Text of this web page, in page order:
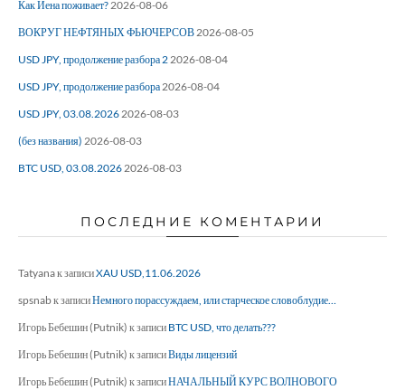
Как Йена поживает?2026-08-06
ВОКРУГ НЕФТЯНЫХ ФЬЮЧЕРСОВ2026-08-05
USD JPY, продолжение разбора 22026-08-04
USD JPY, продолжение разбора2026-08-04
USD JPY, 03.08.20262026-08-03
(без названия) 2026-08-03
BTC USD, 03.08.20262026-08-03
ПОСЛЕДНИЕ КОМЕНТАРИИ
Tatyanaк записиXAU USD,11.06.2026
spsnabк записиНемного порассуждаем, или старческое словоблудие…
Игорь Бебешин (Putnik) к записи BTC USD, что делать???
Игорь Бебешин (Putnik) к записиВиды лицензий
Игорь Бебешин (Putnik) к записиНАЧАЛЬНЫЙ КУРС ВОЛНОВОГО